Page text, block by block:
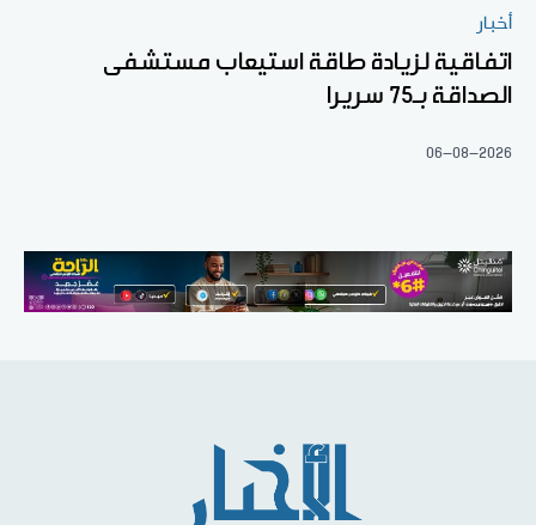
أخبار
اتفاقية لزيادة طاقة استيعاب مستشفى
الصداقة بـ75 سريرا
06-08-2026